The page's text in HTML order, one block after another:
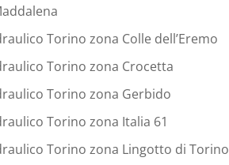
Torino zona Colle dell’Eremo
Torino zona Crocetta
Torino zona Gerbido
Torino zona Italia 61
Torino zona Lingotto di Torino